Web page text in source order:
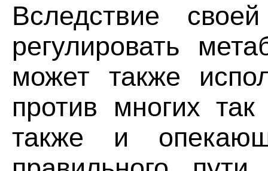
Вследствие
регулировать
может также
против многих
также и